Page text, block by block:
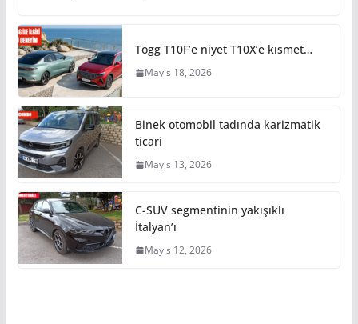
Togg T10F’e niyet T10X’e kısmet…
Mayıs 18, 2026
Binek otomobil tadında karizmatik
ticari
Mayıs 13, 2026
C-SUV segmentinin yakışıklı
İtalyan’ı
Mayıs 12, 2026